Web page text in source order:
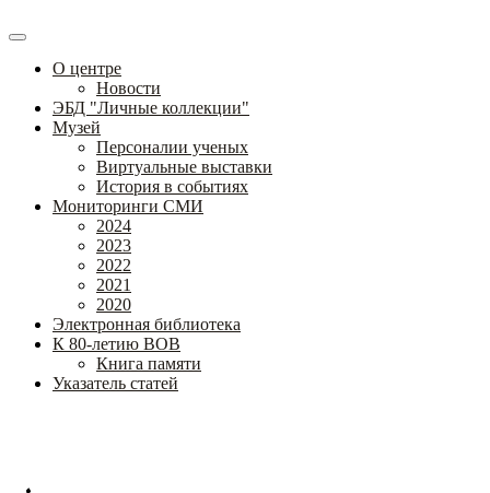
О центре
Новости
ЭБД "Личные коллекции"
Музей
Персоналии ученых
Виртуальные выставки
История в событиях
Мониторинги СМИ
2024
2023
2022
2021
2020
Электронная библиотека
К 80-летию ВОВ
Книга памяти
Указатель статей